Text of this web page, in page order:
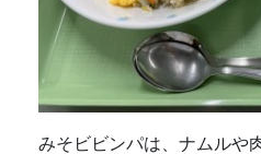
みそビビンパは、ナムルや